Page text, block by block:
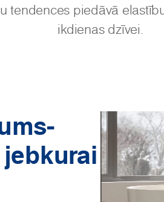
tendences piedāvā
ikdienas dzīvei.